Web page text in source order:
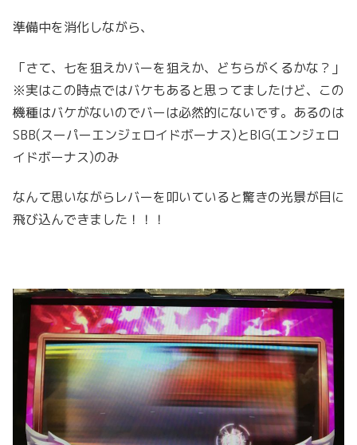
準備中を消化しながら、
「さて、七を狙えかバーを狙えか、どちらがくるかな？」
※実はこの時点ではバケもあると思ってましたけど、この
機種はバケがないのでバーは必然的にないです。あるのは
SBB(スーパーエンジェロイドボーナス)とBIG(エンジェロ
イドボーナス)のみ
なんて思いながらレバーを叩いていると驚きの光景が目に
飛び込んできました！！！